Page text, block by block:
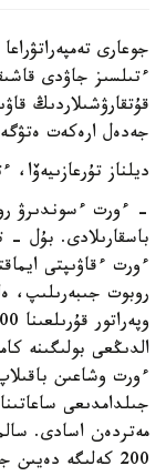
جوعارى
ءتىلسىز جاۋدى
قۇتقارۋشىلاردىڭ
جەدەل ارەكەت
ديلناز تۇرعازىيەۆا،
- ءورت ءسوندىرۋ
باسقارىلادى. بۇل
ءورت ءقاۋىپتى
روبوت جىبەرىلىپ،
الدىڭعى بولىگىنە
ءورت وشاعىن
200 كەلىگە دەيىن جەتەدى.